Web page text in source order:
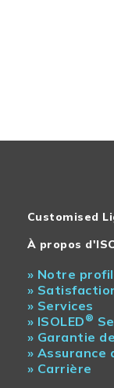
Customised
À propos
» Notre profil
»
» Services
» ISOLED ®
» Garantie
» Assurance
» Carrière